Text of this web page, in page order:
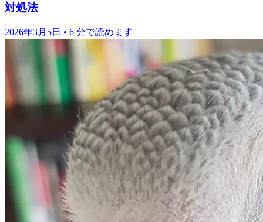
対処法
2026年3月5日 • 6 分で読めます